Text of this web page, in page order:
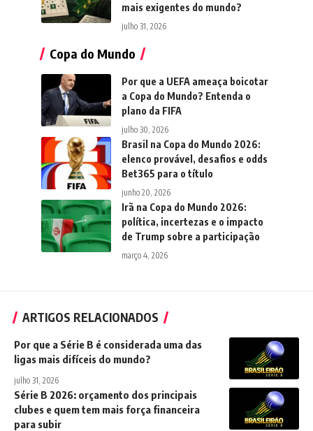
mais exigentes do mundo?
julho 31, 2026
Copa do Mundo
Por que a UEFA ameaça boicotar
a Copa do Mundo? Entenda o
plano da FIFA
julho 30, 2026
Brasil na Copa do Mundo 2026:
elenco provável, desafios e odds
Bet365 para o título
junho 20, 2026
Irã na Copa do Mundo 2026:
política, incertezas e o impacto
de Trump sobre a participação
março 4, 2026
ARTIGOS RELACIONADOS
Por que a Série B é considerada uma das
ligas mais difíceis do mundo?
julho 31, 2026
Série B 2026: orçamento dos principais
clubes e quem tem mais força financeira
para subir